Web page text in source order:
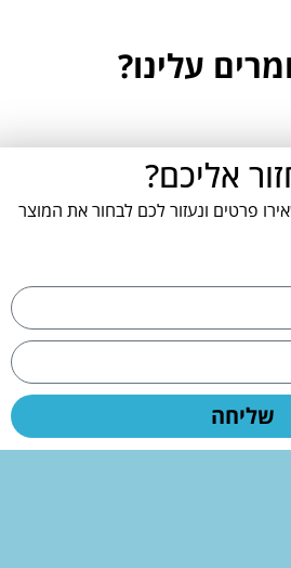
עלינו?
אליכם?
פרטים ונעזור לכם לבחור את המוצר
שליחה